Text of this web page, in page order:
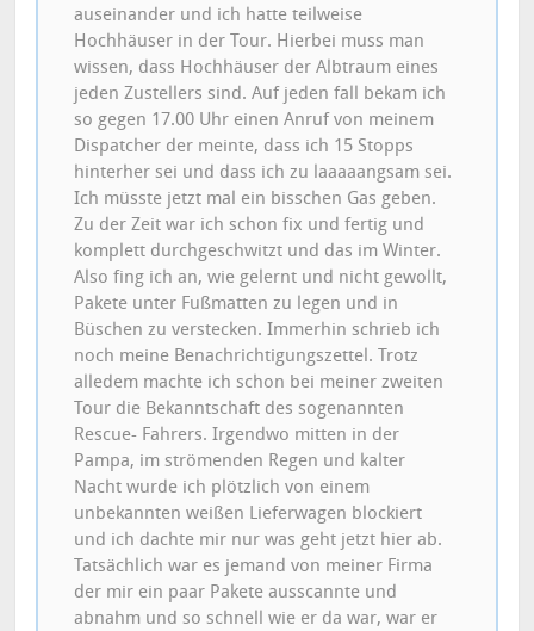
auseinander und ich hatte teilweise
Hochhäuser in der Tour. Hierbei muss man
wissen, dass Hochhäuser der Albtraum eines
jeden Zustellers sind. Auf jeden fall bekam ich
so gegen 17.00 Uhr einen Anruf von meinem
Dispatcher der meinte, dass ich 15 Stopps
hinterher sei und dass ich zu laaaaangsam sei.
Ich müsste jetzt mal ein bisschen Gas geben.
Zu der Zeit war ich schon fix und fertig und
komplett durchgeschwitzt und das im Winter.
Also fing ich an, wie gelernt und nicht gewollt,
Pakete unter Fußmatten zu legen und in
Büschen zu verstecken. Immerhin schrieb ich
noch meine Benachrichtigungszettel. Trotz
alledem machte ich schon bei meiner zweiten
Tour die Bekanntschaft des sogenannten
Rescue- Fahrers. Irgendwo mitten in der
Pampa, im strömenden Regen und kalter
Nacht wurde ich plötzlich von einem
unbekannten weißen Lieferwagen blockiert
und ich dachte mir nur was geht jetzt hier ab.
Tatsächlich war es jemand von meiner Firma
der mir ein paar Pakete ausscannte und
abnahm und so schnell wie er da war, war er